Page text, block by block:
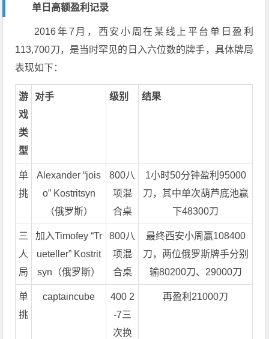
单日高额盈利记录
2016年7月，西安小周在某线上平台单日盈利
113,700刀，是当时罕见的日入六位数的牌手，具体牌局
表现如下：
游
戏
类
型
对手 级别 结果
单
挑
Alexander “jois
o” Kostritsyn
（俄罗斯）
800八
项混
合桌
1小时50分钟盈利95000
刀，其中单次葫芦底池赢
下48300刀
三
人
局
加入Timofey “Tr
ueteller” Kostrit
syn（俄罗斯）
800八
项混
合桌
最终西安小周赢108400
刀，两位俄罗斯牌手分别
输80200刀、29000刀
单
挑
captaincube
400 2
-7三
次换
再盈利21000刀